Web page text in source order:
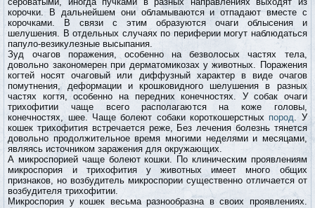
корочки. В дальнейшем они обламываются и отпадают вместе с
корочками. В связи с этим образуются очаги облысения и
шелушения. В отдельных случаях по периферии могут наблюдаться
папуло-везикулезные высыпания.
Зуд очагов поражения, особенно на безволосых частях тела,
довольно закономерен при дерматомикозах у животных. Поражения
когтей носят очаговый или диффузный характер в виде очагов
помутнения, деформации и крошковидного шелушения в разных
частях когтя, особенно на передних конечностях. У собак очаги
трихофитии чаще всего располагаются на коже головы,
конечностях, шее. Чаще болеют собаки короткошерстныхпород . У
кошек трихофития встречается реже, Без лечения болезнь тянется
довольно продолжительное время многими неделями и месяцами,
являясь источником заражения для окружающих.
А микроспорией чаще болеют кошки. По клиническим проявлениям
микроспория и трихофития у животных имеет много общих
признаков, но возбудитель микроспории существенно отличается от
возбудителя трихофитии.
Микроспория у кошек весьма разнообразна в своих проявлениях.